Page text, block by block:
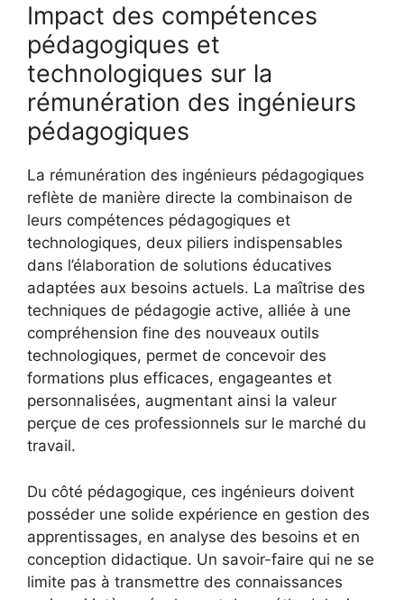
Impact des compétences
pédagogiques et
technologiques sur la
rémunération des ingénieurs
pédagogiques
La rémunération des ingénieurs pédagogiques
reflète de manière directe la combinaison de
leurs compétences pédagogiques et
technologiques, deux piliers indispensables
dans l’élaboration de solutions éducatives
adaptées aux besoins actuels. La maîtrise des
techniques de pédagogie active, alliée à une
compréhension fine des nouveaux outils
technologiques, permet de concevoir des
formations plus efficaces, engageantes et
personnalisées, augmentant ainsi la valeur
perçue de ces professionnels sur le marché du
travail.
Du côté pédagogique, ces ingénieurs doivent
posséder une solide expérience en gestion des
apprentissages, en analyse des besoins et en
conception didactique. Un savoir-faire qui ne se
limite pas à transmettre des connaissances